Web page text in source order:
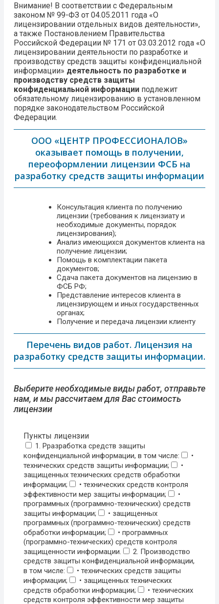
Внимание! В соответствии с Федеральным
законом № 99-ФЗ от 04.05.2011 года «О
лицензировании отдельных видов деятельности»,
а также Постановлением Правительства
Российской Федерации № 171 от 03.03.2012 года «О
лицензировании деятельности по разработке и
производству средств защиты конфиденциальной
информации» деятельность по разработке и
производству средств защиты
конфиденциальной информации подлежит
обязательному лицензированию в установленном
порядке законодательством Российской
Федерации.
ООО «ЦЕНТР ПРОФЕССИОНАЛОВ»
оказывает помощь в получении,
переоформлении лицензии ФСБ на
разработку средств защиты информации
Консультация клиента по получению
лицензии (требования к лицензиату и
необходимые документы, порядок
лицензирования);
Анализ имеющихся документов клиента на
получение лицензии;
Помощь в комплектации пакета
документов;
Сдача пакета документов на лицензию в
ФСБ РФ;
Представление интересов клиента в
лицензирующем и иных государственных
органах;
Получение и передача лицензии клиенту
Перечень видов работ. Лицензия на
разработку средств защиты информации.
Выберите необходимые виды работ, отправьте
нам, и мы рассчитаем для Вас стоимость
лицензии
Пункты лицензии
1. Рразработка средств защиты
конфиденциальной информации, в том числе:
•
технических средств защиты информации;
•
защищенных технических средств обработки
информации;
• технических средств контроля
эффективности мер защиты информации;
•
программных (программно-технических) средств
защиты информации;
• защищенных
программных (программно-технических) средств
обработки информации;
• программных
(программно-технических) средств контроля
защищенности информации.
2. Производство
средств защиты конфиденциальной информации,
в том числе:
• технических средств защиты
информации;
• защищенных технических
средств обработки информации;
• технических
средств контроля эффективности мер защиты